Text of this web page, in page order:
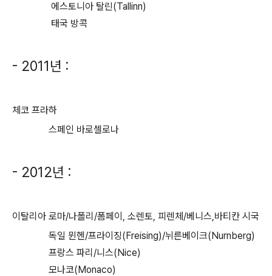
에스토니아 탈린(Tallinn)
태국 방콕
- 2011년 :
체코 프라하
스페인 바로셀로나
- 2012년 :
이탈리아 로마/나폴리/폼페이, 소렌토, 피렌체/베니스,바티칸 시국
독일 뮌헨/프라이징(Freising)/뉘른베이크(Nurnberg)
프랑스 파리/니스(Nice)
모나코(Monaco)